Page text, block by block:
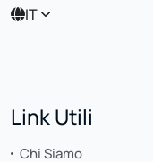
IT
Link Utili
Chi Siamo